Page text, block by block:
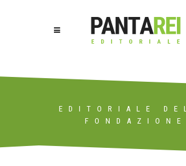
EDITORIALE
FONDAZIONE